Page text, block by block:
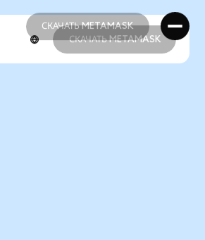
СКАЧАТЬ METAMASK
СКАЧАТЬ METAMASK
СКАЧАТЬ METAMASK